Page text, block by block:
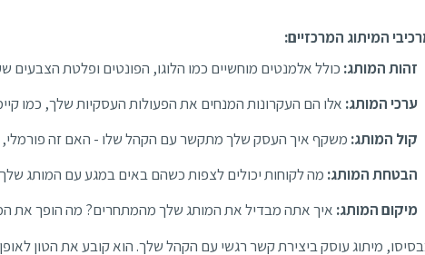
המיתוג המרכזיים:
זהות המותג: כולל אלמנטים מוחשיים כמו הלוגו, הפונטים ופלטת
ערכי המותג: אלו הם העקרונות המנחים את הפעולות העסקיות שלך, כמו
קול המותג: משקף איך העסק שלך מתקשר עם הקהל שלו - האם זה פורמלי,
הבטחת המותג: מה לקוחות יכולים לצפות כשהם באים במגע עם המותג
מיקום המותג: איך אתה מבדיל את המותג שלך מהמתחרים? מה הופך את
מיתוג עוסק ביצירת קשר רגשי עם הקהל שלך. הוא קובע את הטון